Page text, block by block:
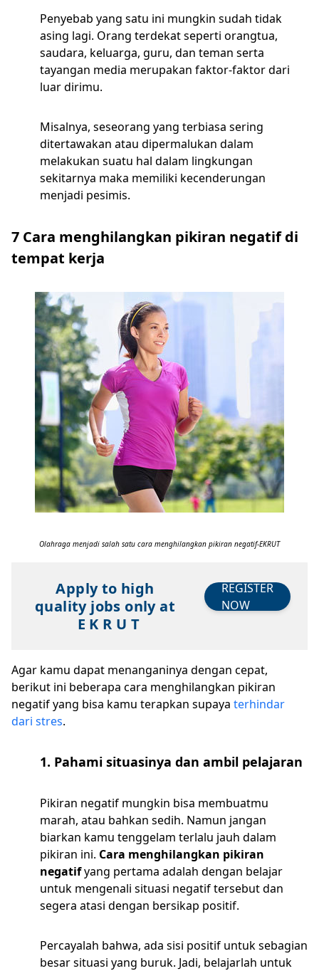
Penyebab yang satu ini mungkin sudah tidak
asing lagi. Orang terdekat seperti orangtua,
saudara, keluarga, guru, dan teman serta
tayangan media merupakan faktor-faktor dari
luar dirimu.
Misalnya, seseorang yang terbiasa sering
ditertawakan atau dipermalukan dalam
melakukan suatu hal dalam lingkungan
sekitarnya maka memiliki kecenderungan
menjadi pesimis.
7 Cara menghilangkan pikiran negatif di
tempat kerja
Olahraga menjadi salah satu cara menghilangkan pikiran negatif-EKRUT
Apply to high
quality jobs only at
E K R U T
REGISTER
NOW
Agar kamu dapat menanganinya dengan cepat,
berikut ini beberapa cara menghilangkan pikiran
negatif yang bisa kamu terapkan supaya terhindar
dari stres.
1. Pahami situasinya dan ambil pelajaran
Pikiran negatif mungkin bisa membuatmu
marah, atau bahkan sedih. Namun jangan
biarkan kamu tenggelam terlalu jauh dalam
pikiran ini. Cara menghilangkan pikiran
negatifyang pertama adalah dengan belajar
untuk mengenali situasi negatif tersebut dan
segera atasi dengan bersikap positif.
Percayalah bahwa, ada sisi positif untuk sebagian
besar situasi yang buruk. Jadi, belajarlah untuk